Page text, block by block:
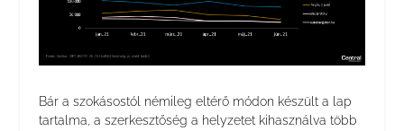
Bár a szokásostól némileg eltérő módon készült a lap
tartalma, a szerkesztőség a helyzetet kihasználva több